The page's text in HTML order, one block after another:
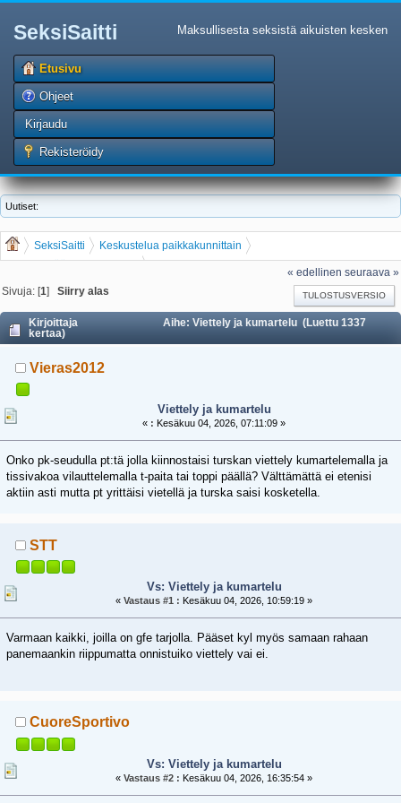
SeksiSaitti Maksullisesta seksistä aikuisten kesken
Etusivu
Ohjeet
Kirjaudu
Rekisteröidy
Uutiset:
SeksiSaitti
Keskustelua paikkakunnittain
Helsinki/pääkaupunkiseutu
Viettely ja kumartelu
« edellinen seuraava »
TULOSTUSVERSIO
Sivuja: [1]Siirry alas
Kirjoittaja
Aihe: Viettely ja kumartelu (Luettu 1337
kertaa)
Vieras2012
Viettely ja kumartelu
« : Kesäkuu 04, 2026, 07:11:09 »
Onko pk-seudulla pt:tä jolla kiinnostaisi turskan viettely kumartelemalla ja
tissivakoa vilauttelemalla t-paita tai toppi päällä? Välttämättä ei etenisi
aktiin asti mutta pt yrittäisi vietellä ja turska saisi kosketella.
STT
Vs: Viettely ja kumartelu
«Vastaus #1 : Kesäkuu 04, 2026, 10:59:19 »
Varmaan kaikki, joilla on gfe tarjolla. Pääset kyl myös samaan rahaan
panemaankin riippumatta onnistuiko viettely vai ei.
CuoreSportivo
Vs: Viettely ja kumartelu
«Vastaus #2 : Kesäkuu 04, 2026, 16:35:54 »